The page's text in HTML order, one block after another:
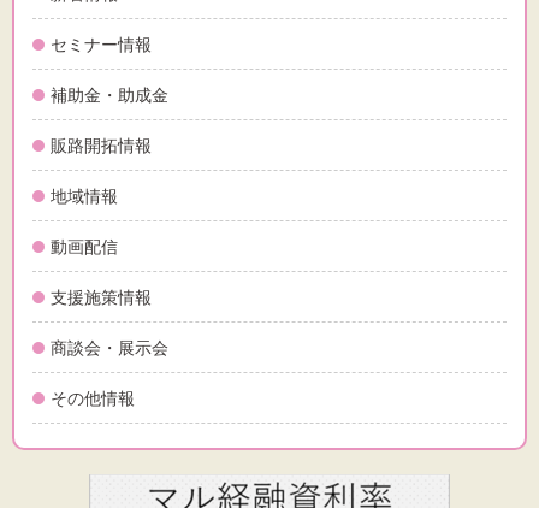
セミナー情報
補助金・助成金
販路開拓情報
地域情報
動画配信
支援施策情報
商談会・展示会
その他情報